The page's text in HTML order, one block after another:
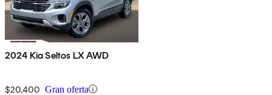
2024 Kia Seltos LX AWD
$20,400 Gran oferta